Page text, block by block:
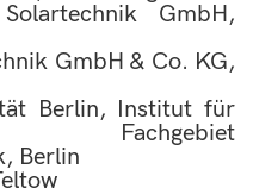
GmbH,
GmbH & Co. KG,
Berlin, Institut für
Fachgebiet
Berlin